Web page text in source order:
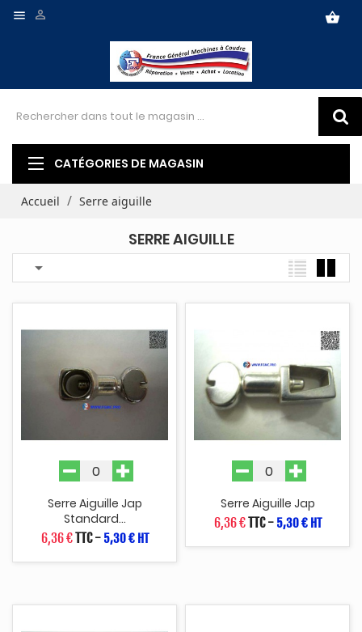
 shopping_basket

CATÉGORIES DE MAGASIN
Accueil Serre aiguille
SERRE AIGUILLE

Serre Aiguille Jap
Standard...
6,36 €TTC- 5,30 € HT
Serre Aiguille Jap
6,36 €TTC- 5,30 € HT